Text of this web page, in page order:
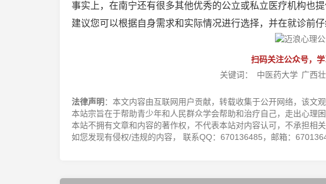
事实上，在南宁还有很多其他优秀的公立或私立医疗机构也
建议您可以根据自身需求和实际情况进行选择，并在就诊前
扫码关注公众号，
关键词：
中医药大学 广西
法律声明 ：本文内容由互联网用户贡献，转载收集于公开网络，该文观
本站宗旨在于帮助青少年和人民群众学会帮助和治疗自己，走出心理困
本站不拥有文章和内容的著作权，不代表本站对内容认可，不承担相关
如您发现有侵权/违规的内容， 联系QQ：670136485，邮箱：